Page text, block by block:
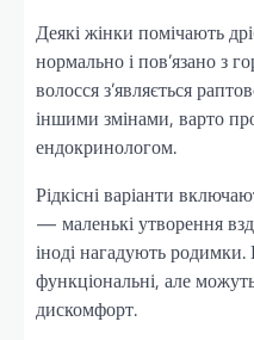
Деякі жінки помічають
нормально і пов’язано з
волосся з’являється
іншими змінами, варто
ендокринологом.
Рідкісні варіанти
— маленькі утворення
іноді нагадують
функціональні, але
дискомфорт.